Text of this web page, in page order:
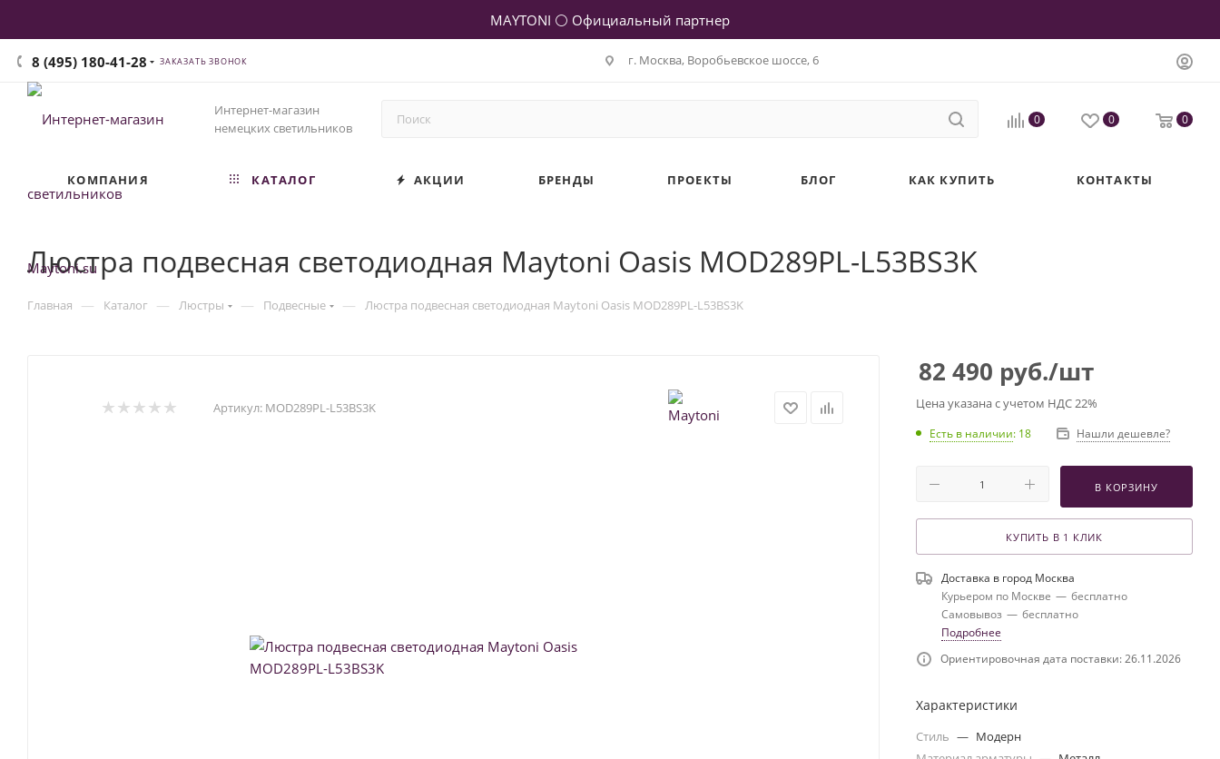
MAYTONI ⚪ Официальный партнер
8 (495) 180-41-28 ЗАКАЗАТЬ ЗВОНОК г. Москва, Воробьевское шоссе, 6
Интернет-магазин
немецких светильников
0 0 0
КОМПАНИЯ КАТАЛОГ АКЦИИ БРЕНДЫ ПРОЕКТЫ БЛОГ КАК КУПИТЬ КОНТАКТЫ
Люстра подвесная светодиодная Maytoni Oasis MOD289PL-L53BS3K
Главная — Каталог — Люстры — Подвесные — Люстра подвесная светодиодная Maytoni Oasis MOD289PL-L53BS3K
Артикул: MOD289PL-L53BS3K
82 490 руб./шт
Цена указана с учетом НДС 22%
Есть в наличии: 18 Нашли дешевле?
В КОРЗИНУ
КУПИТЬ В 1 КЛИК
Доставка в город Москва
Курьером по Москве — бесплатно
Самовывоз — бесплатно
Подробнее
Ориентировочная дата поставки: 26.11.2026
Характеристики
Стиль — Модерн